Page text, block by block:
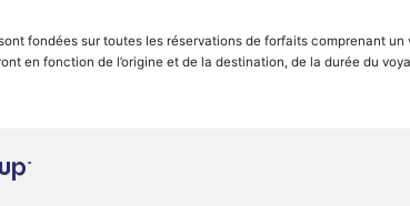
fondées sur toutes les réservations de forfaits comprenant
en fonction de l’origine et de la destination, de la durée du